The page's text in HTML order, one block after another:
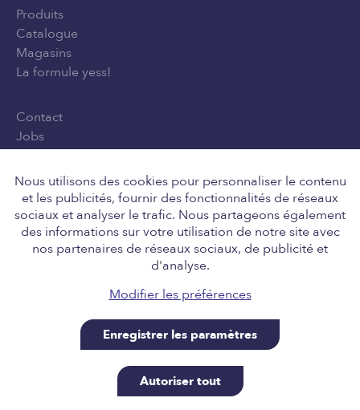
Nous utilisons des cookies pour personnaliser le contenu
et les publicités, fournir des fonctionnalités de réseaux
sociaux et analyser le trafic. Nous partageons également
des informations sur votre utilisation de notre site avec
nos partenaires de réseaux sociaux, de publicité et
d'analyse.
Modifier les préférences
Enregistrer les paramètres
Autoriser tout
Produits
Catalogue
Magasins
La formule yess!
Contact
Jobs
Conditions générales d'utilisation
Suivez-nous
Retail Team nv, Engelstraat 8, 8211 Aartrijke BE
0646.705.037, tel 050 14 01 10, info@yess.be. A site
powered by SiteManager, for our good friends at yess!